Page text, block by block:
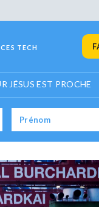
TECH
JÉSUS EST PROCHE